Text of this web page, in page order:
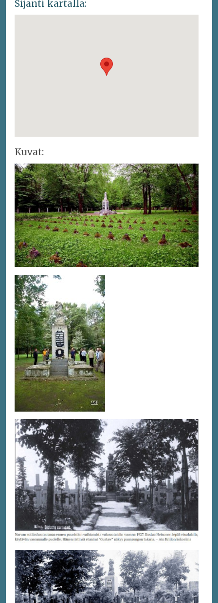
Sijanti kartalla:
Kuvat: